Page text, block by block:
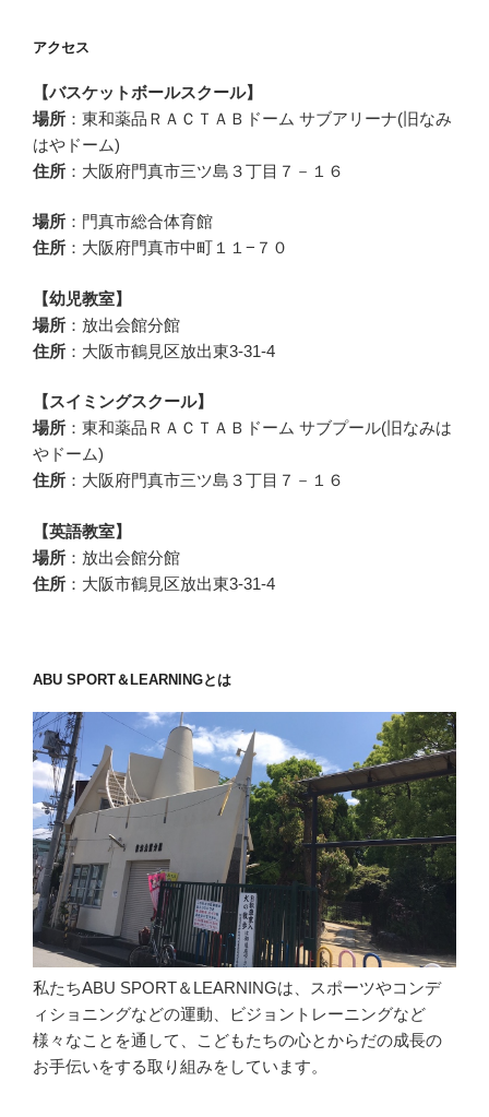
アクセス
【バスケットボールスクール】
場所 ：東和薬品ＲＡＣＴＡＢドーム サブアリーナ(旧なみ
はやドーム)
住所 ：大阪府門真市三ツ島３丁目７－１６
場所 ：門真市総合体育館
住所 ：大阪府門真市中町１１−７０
【幼児教室】
場所 ：放出会館分館
住所 ：大阪市鶴見区放出東3-31-4
【スイミングスクール】
場所 ：東和薬品ＲＡＣＴＡＢドーム サブプール(旧なみは
やドーム)
住所 ：大阪府門真市三ツ島３丁目７－１６
【英語教室】
場所 ：放出会館分館
住所 ：大阪市鶴見区放出東3-31-4
ABU SPORT＆LEARNINGとは
私たちABU SPORT＆LEARNINGは、スポーツやコンデ
ィショニングなどの運動、ビジョントレーニングなど
様々なことを通して、こどもたちの心とからだの成長の
お手伝いをする取り組みをしています。